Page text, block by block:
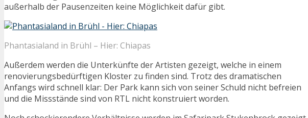
außerhalb der Pausenzeiten keine Möglichkeit dafür gibt.
Phantasialand in Brühl – Hier: Chiapas
Außerdem werden die Unterkünfte der Artisten gezeigt, welche in einem
renovierungsbedürftigen Kloster zu finden sind. Trotz des dramatischen
Anfangs wird schnell klar: Der Park kann sich von seiner Schuld nicht befreien
und die Missstände sind von RTL nicht konstruiert worden.